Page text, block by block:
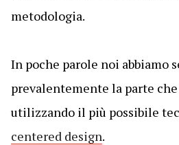
metodologia.
In poche parole noi abbiamo
prevalentemente la parte
utilizzando il più possibile
centered design.